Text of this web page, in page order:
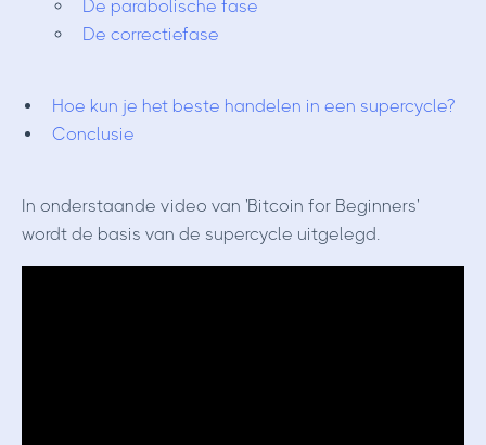
De parabolische fase
De correctiefase
Hoe kun je het beste handelen in een supercycle?
Conclusie
In onderstaande video van 'Bitcoin for Beginners'
wordt de basis van de supercycle uitgelegd.